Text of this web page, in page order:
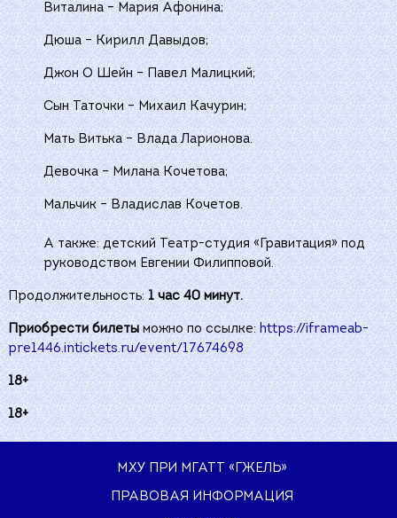
Виталина – Мария Афонина;
Дюша – Кирилл Давыдов;
Джон О Шейн – Павел Малицкий;
Сын Таточки – Михаил Качурин;
Мать Витька – Влада Ларионова.
Девочка – Милана Кочетова;
Мальчик – Владислав Кочетов.
А также: детский Театр-студия «Гравитация» под
руководством Евгении Филипповой.
Продолжительность:1 час 40 минут.
Приобрести билетыможно по ссылке:https://iframeab-
pre1446.intickets.ru/event/17674698
18+
18+
МХУ ПРИ МГАТТ «ГЖЕЛЬ»
ПРАВОВАЯ ИНФОРМАЦИЯ